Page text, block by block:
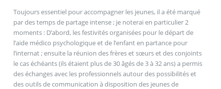
Toujours essentiel pour accompagner les jeunes, il a été marqué
par des temps de partage intense ; je noterai en particulier 2
moments : D’abord, les festivités organisées pour le départ de
l’aide médico psychologique et de l’enfant en partance pour
l’internat ; ensuite la réunion des frères et sœurs et des conjoints
le cas échéants (ils étaient plus de 30 âgés de 3 à 32 ans) a permis
des échanges avec les professionnels autour des possibilités et
des outils de communication à disposition des jeunes de